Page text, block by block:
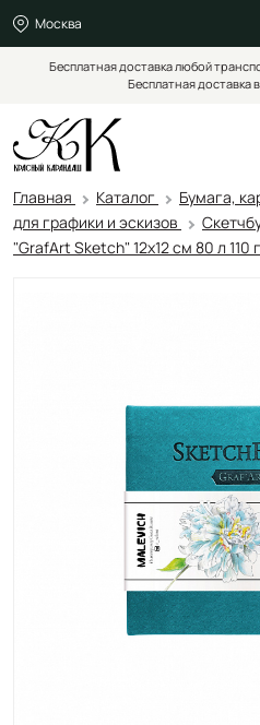
Москва
Бесплатная доставка любой
Бесплатная доставка
Главная Каталог Бумага,
для графики и эскизов
"GrafArt Sketch" 12х12 см 80 л 110